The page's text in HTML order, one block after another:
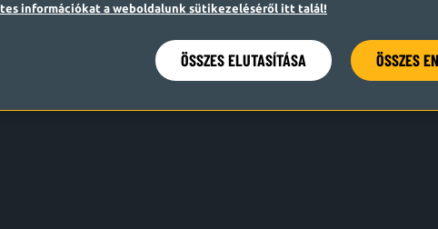
információkat a weboldalunk sütikezeléséről itt talál!
ÖSSZES ELUTASÍTÁSA ÖSSZES